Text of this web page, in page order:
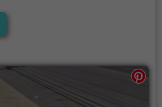
Dielsdorf hat für jeden
egal, ob du nur ein wenig